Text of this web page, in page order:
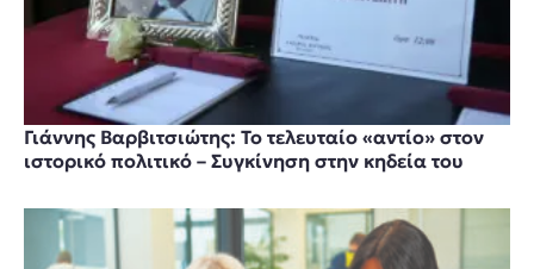
Γιάννης Βαρβιτσιώτης: Το τελευταίο «αντίο» στον
ιστορικό πολιτικό – Συγκίνηση στην κηδεία του